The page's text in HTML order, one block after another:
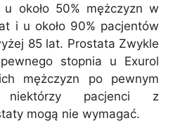
około 50% mężczyzn w
i u około 90% pacjentów
85 lat. Prostata Zwykle
stopnia u Exurol
mężczyzn po pewnym
pacjenci z
mogą nie wymagać.